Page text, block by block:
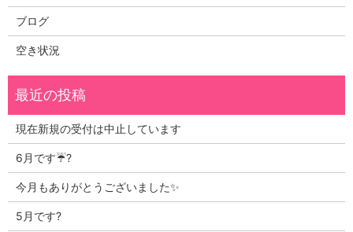
ブログ
空き状況
現在新規の受付は中止しています
6月です☔?
今月もありがとうございました✨
5月です?